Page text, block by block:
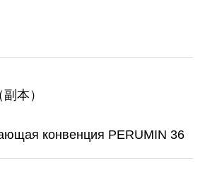
本）
конвенция PERUMIN 36